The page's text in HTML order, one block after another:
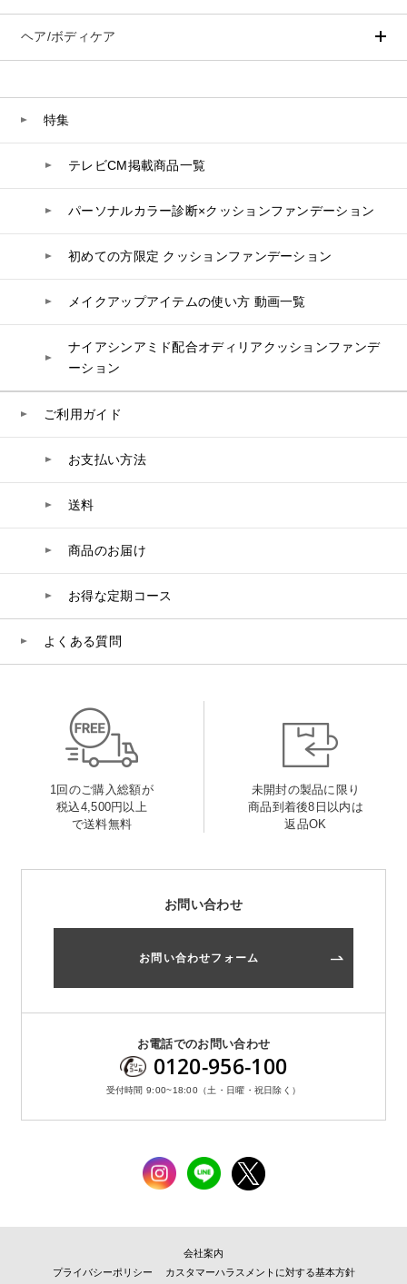
化粧水
オールインワン
リップケア
トラベルセット
スペシャルケア
STEFANY AGING
BIVABOO（ビバブー）
UVケア
成分別で探す
乳酸菌
コラーゲン
高麗人参
コエンザイム
白神秘境活性水
ヘルスサポート
ヘア/ボディケア
スカルプケア
シャンプー
トリートメント
ボディソープ
特集
テレビCM掲載商品一覧
パーソナルカラー診断×クッションファンデーション
初めての方限定 クッションファンデーション
メイクアップアイテムの使い方 動画一覧
ナイアシンアミド配合オディリアクッションファンデ
ーション
ご利用ガイド
お支払い方法
送料
商品のお届け
お得な定期コース
よくある質問
1回のご購入総額が
税込4,500円以上
で送料無料
未開封の製品に限り
商品到着後8日以内は
返品OK
お問い合わせ
お問い合わせフォーム
お電話でのお問い合わせ
0120-956-100
受付時間 9:00~18:00（土・日曜・祝日除く）
会社案内
プライバシーポリシー
カスタマーハラスメントに対する基本方針